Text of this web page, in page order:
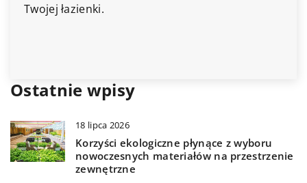
Twojej łazienki.
Ostatnie wpisy
18 lipca 2026
Korzyści ekologiczne płynące z wyboru
nowoczesnych materiałów na przestrzenie
zewnętrzne